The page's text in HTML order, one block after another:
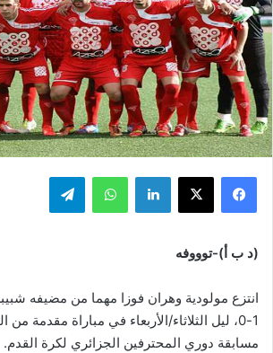
فيسبوك ‫X لينكدإن واتساب تيلقرام
(د ب أ)-توووفه
انتزع مولودية وهران فوزا مهما من مضيفه
مسابقة دوري المحترفين الجزائري لكرة القدم.